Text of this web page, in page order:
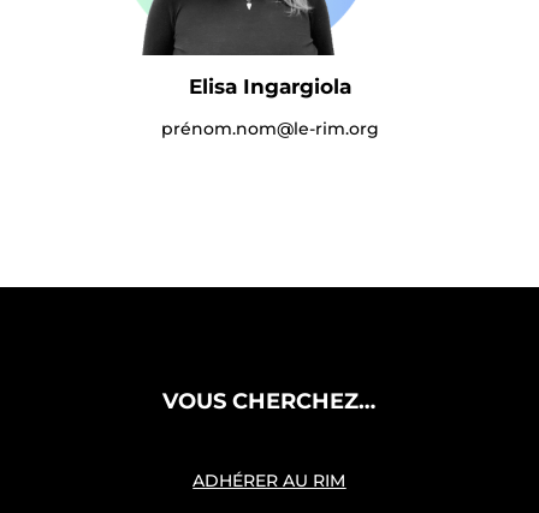
Elisa Ingargiola
prénom.nom@le-rim.org
VOUS CHERCHEZ…
ADHÉRER AU RIM